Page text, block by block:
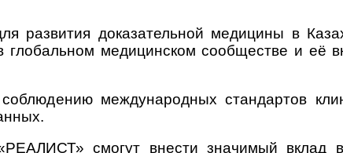
развития доказательной медицины в
медицинском сообществе и её
международных стандартов
смогут внести значимый